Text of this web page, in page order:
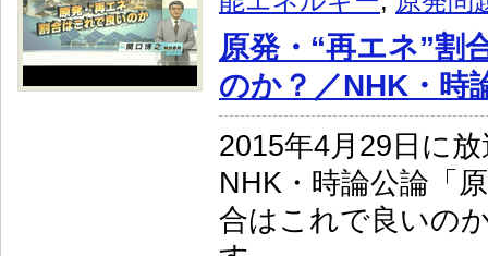
原発・“再エネ”割
のか？／NHK・時
2015年4月29日に
NHK・時論公論「
合はこれで良いの